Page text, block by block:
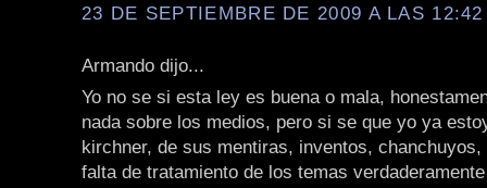
23 DE SEPTIEMBRE DE 2009 A LAS 12:42
Armando dijo...
Yo no se si esta ley es buena o mala,
nada sobre los medios, pero si se que yo ya
kirchner, de sus mentiras, inventos,
falta de tratamiento de los temas